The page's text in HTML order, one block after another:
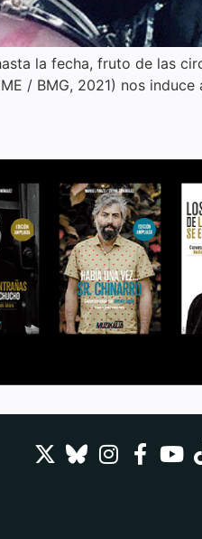
la fecha, fruto de las
/ BMG, 2021) nos